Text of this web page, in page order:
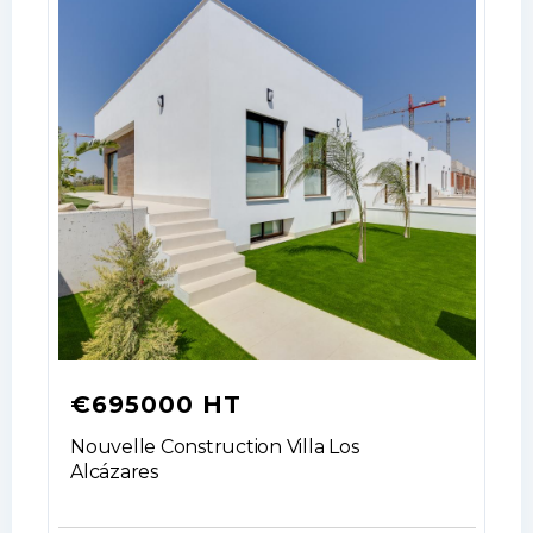
€695000 HT
Nouvelle Construction Villa Los
Alcázares
Log In
Don't have an account?Sign Up
Username